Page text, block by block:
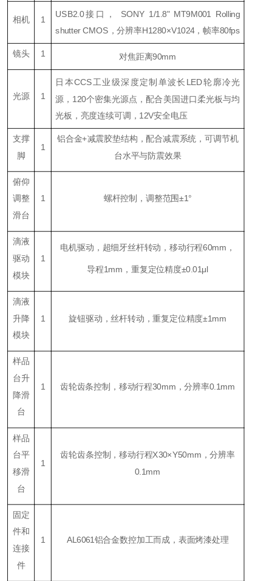
相机 1
USB2.0接口， SONY 1/1.8" MT9M001 Rolling
shutter CMOS，分辨率H1280×V1024，帧率80fps
镜头 1 对焦距离90mm
光源 1
日本CCS工业级深度定制单波长LED轮廓冷光
源，120个密集光源点，配合美国进口柔光板与均
光板，亮度连续可调，12V安全电压
支撑
脚
1
铝合金+减震胶垫结构，配合减震系统，可调节机
台水平与防震效果
俯仰
调整
滑台
1 螺杆控制，调整范围±1°
滴液
驱动
模块
1
电机驱动，超细牙丝杆转动，移动行程60mm，
导程1mm，重复定位精度±0.01μl
滴液
升降
模块
1 旋钮驱动，丝杆转动，重复定位精度±1mm
样品
台升
降滑
台
1 齿轮齿条控制，移动行程30mm，分辨率0.1mm
样品
台平
移滑
台
1
齿轮齿条控制，移动行程X30×Y50mm，分辨率
0.1mm
固定
件和
连接
件
1 AL6061铝合金数控加工而成，表面烤漆处理